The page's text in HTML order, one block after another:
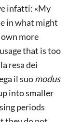
infatti: «My
in what might
more
that is too
resa dei
il suomodus
into smaller
periods